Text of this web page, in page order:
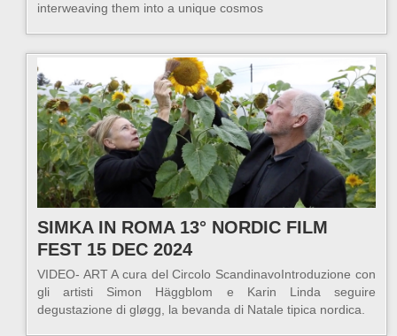
interweaving them into a unique cosmos
SIMKA IN ROMA 13° NORDIC FILM
FEST 15 DEC 2024
VIDEO- ART A cura del Circolo ScandinavoIntroduzione con
gli artisti Simon Häggblom e Karin Linda seguire
degustazione di gløgg, la bevanda di Natale tipica nordica.